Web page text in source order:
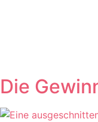
Die